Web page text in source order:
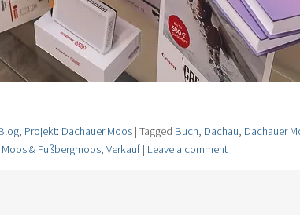
, Projekt: Dachauer Moos | Tagged Buch, Dachau, Dachauer
Moos & Fußbergmoos, Verkauf | Leave a comment